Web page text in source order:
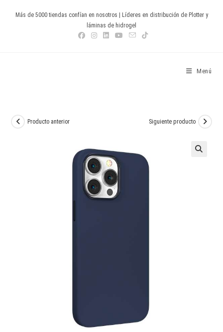
Más de 5000 tiendas confían en nosotros | Líderes en distribución de Plotter y
láminas de hidrogel
Menú
Producto anterior Siguiente producto